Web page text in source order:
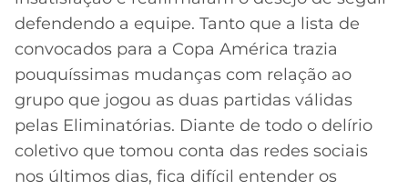
APOSTAS
CASSINOS
ONLINE
MELHORES
CASSINOS
ONLINE
BOTAFOGO
VASCO
SUL-
AMERICANA
LIGA
DOS
CAMPEÕES
LALIGA
defendendo a equipe. Tanto que a lista de
convocados para a Copa América trazia
pouquíssimas mudanças com relação ao
grupo que jogou as duas partidas válidas
pelas Eliminatórias. Diante de todo o delírio
coletivo que tomou conta das redes sociais
nos últimos dias, fica difícil entender os